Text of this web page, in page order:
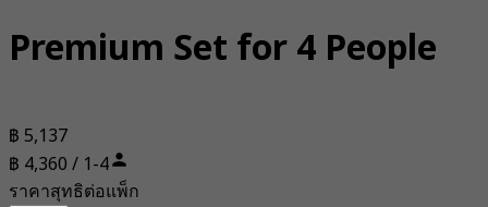
Premium Set for 4 People
฿ 5,137
฿ 4,360 / 1-4
ราคาสุทธิต่อแพ็ก